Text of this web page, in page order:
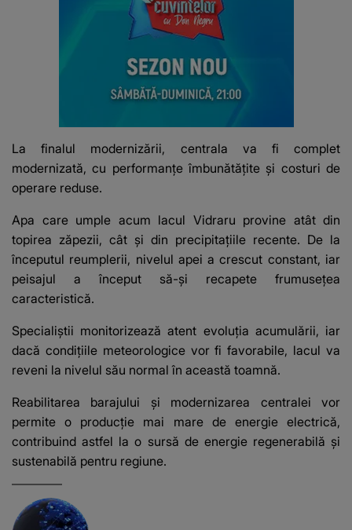
La finalul modernizării, centrala va fi complet
modernizată, cu performanțe îmbunătățite și costuri de
operare reduse.
Apa care umple acum lacul Vidraru provine atât din
topirea zăpezii, cât și din precipitațiile recente. De la
începutul reumplerii, nivelul apei a crescut constant, iar
peisajul a început să-și recapete frumusețea
caracteristică.
Specialiștii monitorizează atent evoluția acumulării, iar
dacă condițiile meteorologice vor fi favorabile, lacul va
reveni la nivelul său normal în această toamnă.
Reabilitarea barajului și modernizarea centralei vor
permite o producție mai mare de energie electrică,
contribuind astfel la o sursă de energie regenerabilă și
sustenabilă pentru regiune.